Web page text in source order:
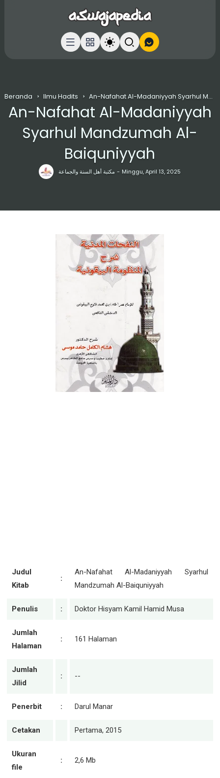
Beranda Ilmu Hadits An-Nafahat Al-Madaniyyah Syarhul Mandzumah Al-Baiquniyyah
مكتبة أهل السنة والجماعة Minggu, April 13, 2025
An-Nafahat Al-Madaniyyah
Syarhul Mandzumah Al-
Baiquniyyah
Judul
Kitab
:
An-Nafahat Al-Madaniyyah Syarhul
Mandzumah Al-Baiquniyyah
Penulis : Doktor Hisyam Kamil Hamid Musa
Jumlah
Halaman
: 161 Halaman
Jumlah
Jilid
: --
Penerbit : Darul Manar
Cetakan Pertama, 2015
Ukuran
file
: 2,6 Mb